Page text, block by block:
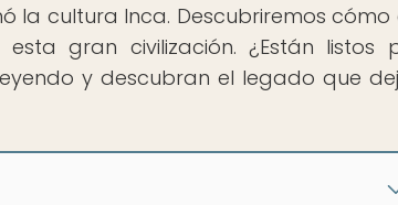
la cultura Inca. Descubriremos cómo
gran civilización. ¿Están listos
y descubran el legado que